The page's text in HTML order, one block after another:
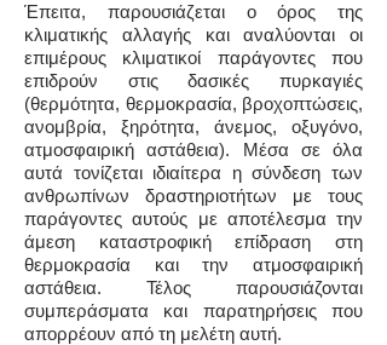
Έπειτα, παρουσιάζεται ο όρος της
κλιματικής αλλαγής και αναλύονται οι
επιμέρους κλιματικοί παράγοντες που
επιδρούν στις δασικές πυρκαγιές
(θερμότητα, θερμοκρασία, βροχοπτώσεις,
ανομβρία, ξηρότητα, άνεμος, οξυγόνο,
ατμοσφαιρική αστάθεια). Μέσα σε όλα
αυτά τονίζεται ιδιαίτερα η σύνδεση των
ανθρωπίνων δραστηριοτήτων με τους
παράγοντες αυτούς με αποτέλεσμα την
άμεση καταστροφική επίδραση στη
θερμοκρασία και την ατμοσφαιρική
αστάθεια. Τέλος παρουσιάζονται
συμπεράσματα και παρατηρήσεις που
απορρέουν από τη μελέτη αυτή.